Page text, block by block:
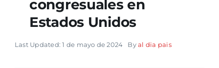
congresuales en
Estados Unidos
Last Updated: 1 de mayo de 2024 Byal dia pais